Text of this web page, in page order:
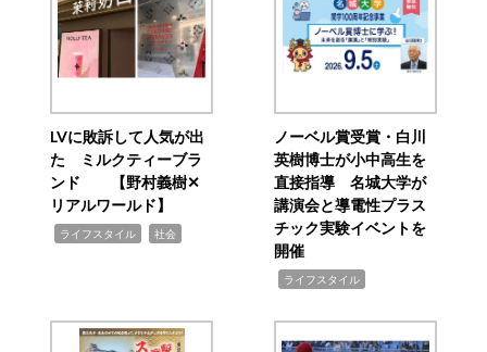
LVに敗訴して人気が出
た ミルクティーブラ
ンド 【野村義樹✕
リアルワールド】
ライフスタイル 社会
ノーベル賞受賞・白川
英樹博士が小中高生を
直接指導 名城大学が
講演会と導電性プラス
チック実験イベントを
開催
ライフスタイル